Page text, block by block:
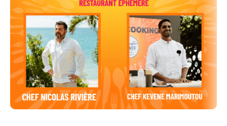
au restaurant éphémère du Réunion Food Festival
2026. Dégustez un menu gastronomique imaginé par
des binomes de chefs péï, réunis pour vous offrir un
moment unique à partager entre amis, en famille ou
entre collègues.
FORMULE AVEC OU SANS ACCORDS VINS
- Menu entrée + plat + dessert : 38€
Option végétarienne à 35€ disponible pour chaque